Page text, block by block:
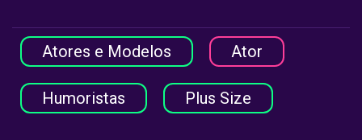
Atores e Modelos Ator
Humoristas Plus Size